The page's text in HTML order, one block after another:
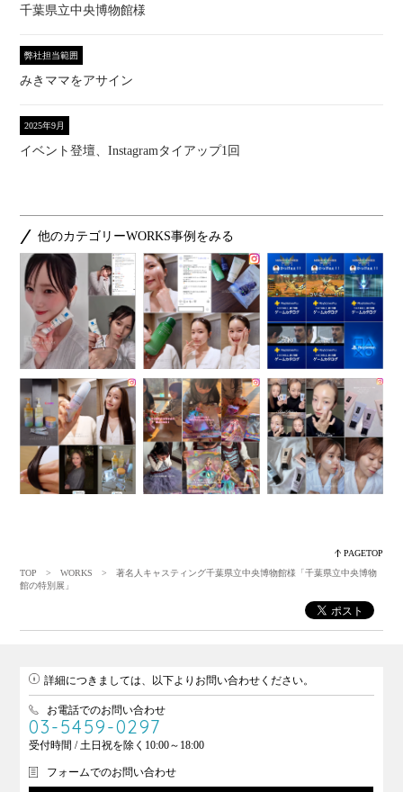
千葉県立中央博物館様
弊社担当範囲
みきママをアサイン
2025年9月
イベント登壇、Instagramタイアップ1回
他のカテゴリーWORKS事例をみる
PAGETOP
TOP
>WORKS
> 著名人キャスティング千葉県立中央博物館様「千葉県立中央博物
館の特別展」
詳細につきましては、以下よりお問い合わせください。
お電話でのお問い合わせ
03-5459-0297
受付時間 / 土日祝を除く10:00～18:00
フォームでのお問い合わせ